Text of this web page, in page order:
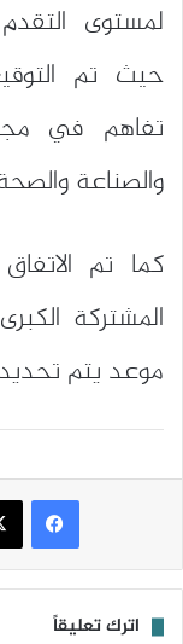
لمستوى التقدم
حيث تم
تفاهم في
والصناعة
كما تم
موعد يتم
اترك تعليقاً